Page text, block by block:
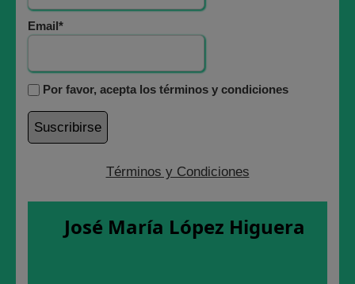
10 marzo, 2022
Email*
Por favor, acepta los términos y condiciones
Términos y Condiciones
José María López Higuera